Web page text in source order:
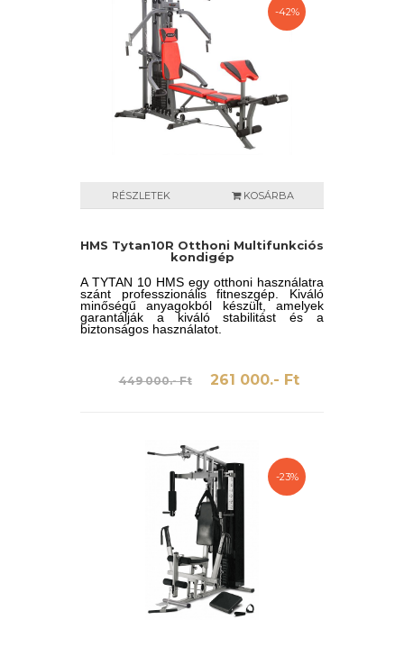
-42%
RÉSZLETEK KOSÁRBA
HMS Tytan10R Otthoni Multifunkciós
kondigép
A TYTAN 10 HMS egy otthoni használatra
szánt professzionális fitneszgép. Kiváló
minőségű anyagokból készült, amelyek
garantálják a kiváló stabilitást és a
biztonságos használatot.
449 000.- Ft 261 000.- Ft
-23%